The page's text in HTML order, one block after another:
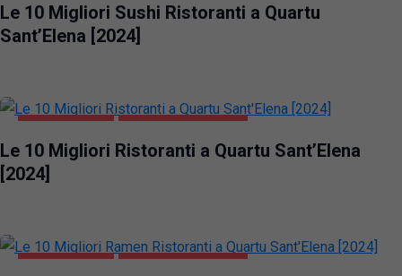
Le 10 Migliori Sushi Ristoranti a Quartu
Sant’Elena [2024]
GASTRONOMIA QUARTU SANT'ELENA
Le 10 Migliori Ristoranti a Quartu Sant’Elena
[2024]
GASTRONOMIA QUARTU SANT'ELENA